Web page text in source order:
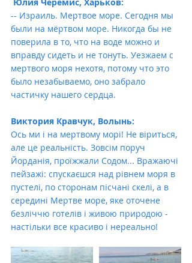
-- Израиль. Мертвое море. Сегодня мы
были на мёртвом море. Никогда бы не
поверила в то, что на воде можно и
вправду сидеть и не тонуть. Уезжаем с
мертвого моря нехотя, потому что это
было незабываемо, оно забрало
частичку нашего сердца.
Виктория Кравчук, Волынь:
Ось ми і на мертвому морі! Не віриться,
але це реальність. Зовсім поруч
Йорданія, проїжжали Содом... Вражаючі
пейзажі: спускаєшся над рівнем моря в
пустелі, по сторонам пісчані скелі, а в
середині Мертве море, яке оточене
безліччю готелів і живою природою -
настільки все красиво і нереально!